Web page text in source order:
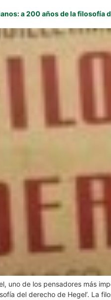
a 200 años de la filosofía
uno de los pensadores más
del derecho de Hegel’. La